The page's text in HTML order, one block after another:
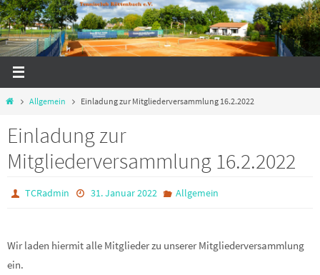
Zum
Inhalt
springen
StartAllgemein Einladung zur Mitgliederversammlung 16.2.2022
Einladung zur
Mitgliederversammlung 16.2.2022
TCRadmin 31. Januar 2022 Allgemein
Wir laden hiermit alle Mitglieder zu unserer Mitgliederversammlung
ein.